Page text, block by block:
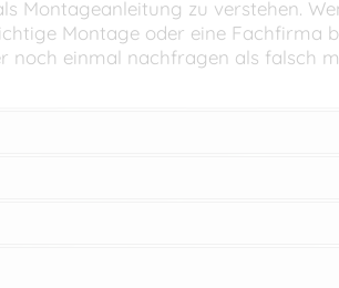
Montageanleitung zu verstehen.
Montage oder eine Fachfirma
noch einmal nachfragen als falsch